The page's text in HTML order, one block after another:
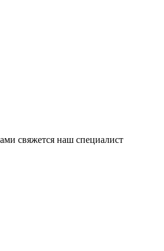
свяжется наш специалист